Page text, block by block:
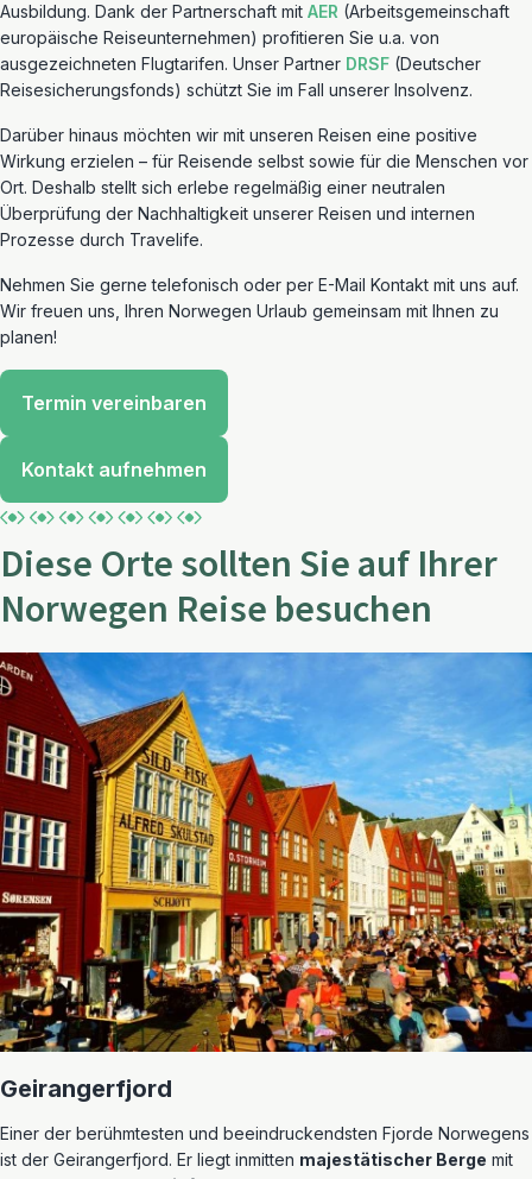
Ausbildung. Dank der Partnerschaft mit AER (Arbeitsgemeinschaft
europäische Reiseunternehmen) profitieren Sie u.a. von
ausgezeichneten Flugtarifen. Unser Partner DRSF (Deutscher
Reisesicherungsfonds) schützt Sie im Fall unserer Insolvenz.
Darüber hinaus möchten wir mit unseren Reisen eine positive
Wirkung erzielen – für Reisende selbst sowie für die Menschen vor
Ort. Deshalb stellt sich erlebe regelmäßig einer neutralen
Überprüfung der Nachhaltigkeit unserer Reisen und internen
Prozesse durch Travelife.
Nehmen Sie gerne telefonisch oder per E-Mail Kontakt mit uns auf.
Wir freuen uns, Ihren Norwegen Urlaub gemeinsam mit Ihnen zu
planen!
Termin vereinbaren
Kontakt aufnehmen
Diese Orte sollten Sie auf Ihrer
Norwegen Reise besuchen
Geirangerfjord
Einer der berühmtesten und beeindruckendsten Fjorde Norwegens
ist der Geirangerfjord. Er liegt inmitten majestätischer Berge mit